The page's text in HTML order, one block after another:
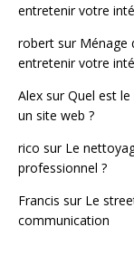
entretenir votre
robert sur Ménage
entretenir votre
Alex surQuel est le
un site web ?
rico sur Le
professionnel ?
Francis sur Le
communication